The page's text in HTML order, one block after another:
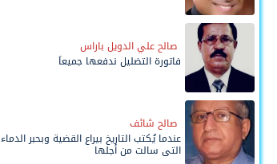
صالح علي الدويل باراس
فاتورة التضليل ندفعها جميعاً
صالح شائف
عندما يُكتب التاريخ بيراع القضية وبحبر الدماء
التي سالت من أجلها